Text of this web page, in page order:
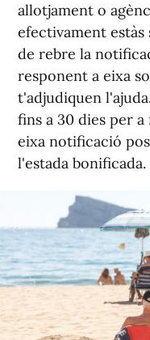
allotjament o
efectivament estàs
de rebre la
responent a eixa
t'adjudiquen
fins a 30 dies per
eixa notificació
l'estada bonificada.